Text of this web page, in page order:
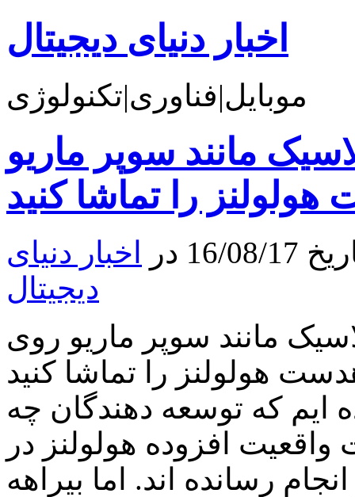
اخبار دنیای دیجیتال
موبایل|فناوری|تکنولوژی
مانند سوپر ماریو
را تماشا کنید
در
اخبار دنیای
دیجیتال
مانند سوپر ماریو روی
هولولنز را تماشا کنید
ایم که توسعه دهندگان چه
افزوده هولولنز در
رسانده اند. اما بیراهه